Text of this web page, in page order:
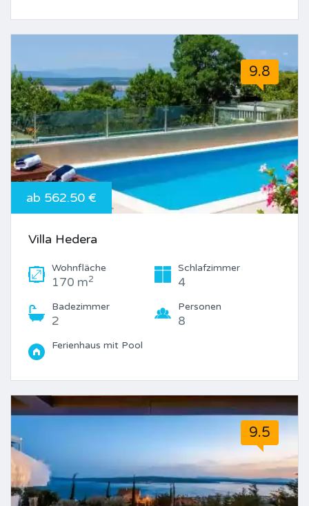
9.8
ab 562.50 €
Villa Hedera
Wohnfläche
170 m2
Schlafzimmer
4
Badezimmer
2
Personen
8
Ferienhaus mit Pool
9.5